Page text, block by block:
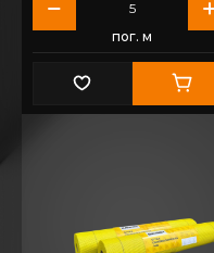
пог. м